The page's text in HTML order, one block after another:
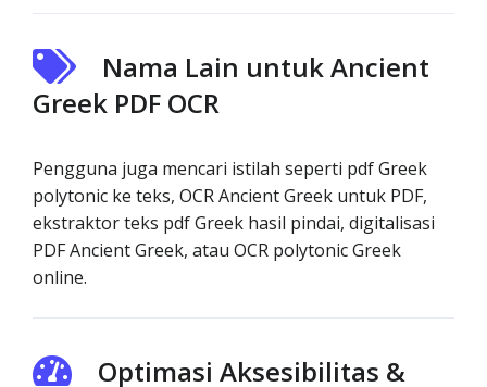
Nama Lain untuk Ancient
Greek PDF OCR
Pengguna juga mencari istilah seperti pdf Greek
polytonic ke teks, OCR Ancient Greek untuk PDF,
ekstraktor teks pdf Greek hasil pindai, digitalisasi
PDF Ancient Greek, atau OCR polytonic Greek
online.
Optimasi Aksesibilitas &